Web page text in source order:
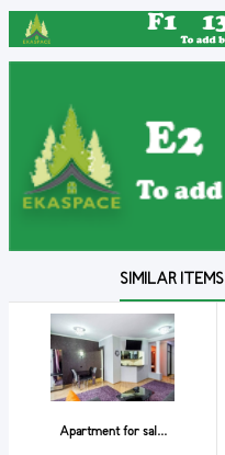
SIMILAR ITEMS
Apartment for sal...